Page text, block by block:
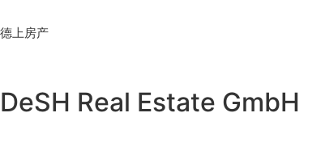
to
德上房产
DeSH Real Estate GmbH